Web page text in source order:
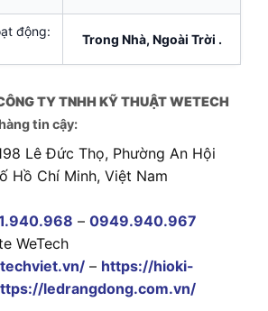
động:
Trong Nhà, Ngoài Trời .
TY TNHH KỸ THUẬT WETECH
tin cậy:
Lê Đức Thọ, Phường An Hội
Hồ Chí Minh, Việt Nam
– 0949.940.967
WeTech
– https://hioki-
ledrangdong.com.vn/